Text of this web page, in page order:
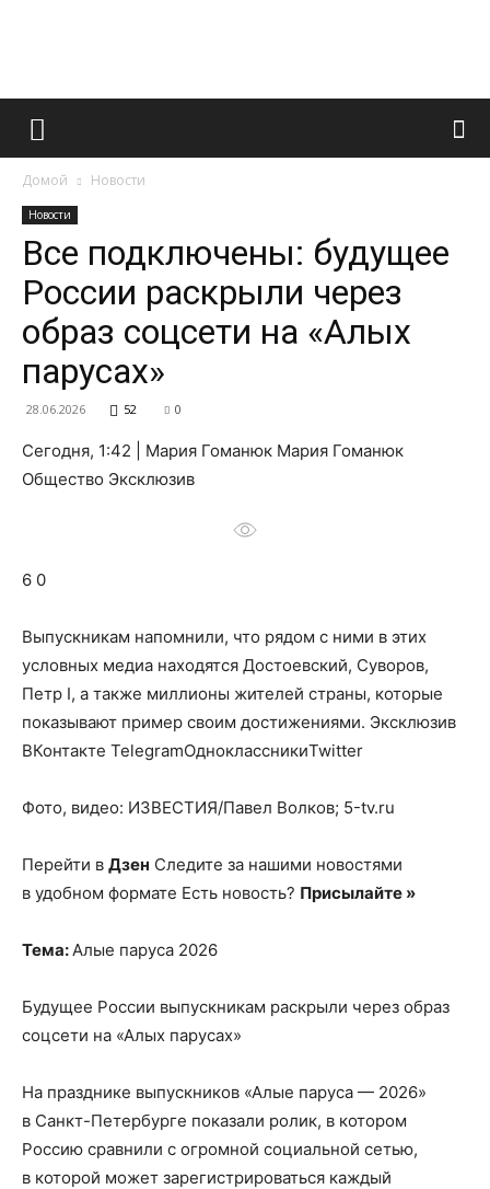
Французский
и
Домой Новости
Новости
Все подключены: будущее
России раскрыли через
образ соцсети на «Алых
парусах»
28.06.2026 52 0
Сегодня, 1:42 | Мария Гоманюк Мария Гоманюк
Общество Эксклюзив
6 0
Выпускникам напомнили, что рядом с ними в этих
условных медиа находятся Достоевский, Суворов,
Петр I, а также миллионы жителей страны, которые
показывают пример своим достижениями. Эксклюзив
ВКонтакте TelegramОдноклассникиTwitter
Фото, видео: ИЗВЕСТИЯ/Павел Волков; 5-tv.ru
Перейти в Дзен Следите за нашими новостями
в удобном формате Есть новость? Присылайте »
Тема:Алые паруса 2026
Будущее России выпускникам раскрыли через образ
соцсети на «Алых парусах»
На празднике выпускников «Алые паруса — 2026»
в Санкт-Петербурге показали ролик, в котором
Россию сравнили с огромной социальной сетью,
в которой может зарегистрироваться каждый